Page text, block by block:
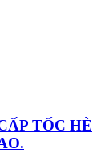
TỐC HÈ